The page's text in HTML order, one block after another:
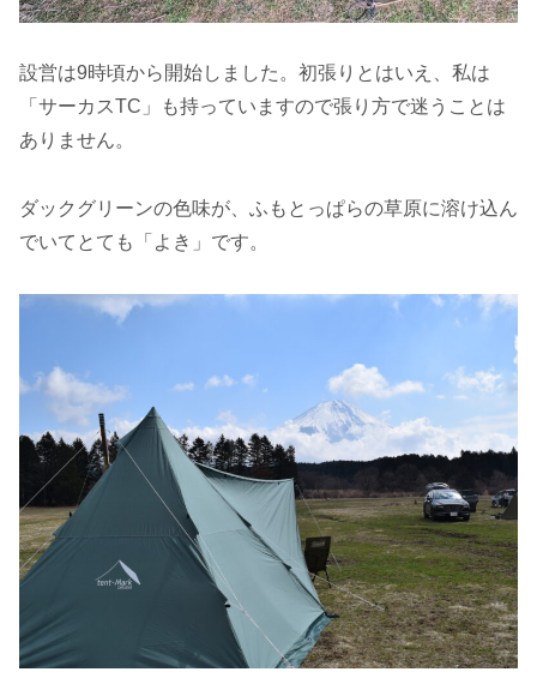
設営は9時頃から開始しました。初張りとはいえ、私は
「サーカスTC」も持っていますので張り方で迷うことは
ありません。
ダックグリーンの色味が、ふもとっぱらの草原に溶け込ん
でいてとても「よき」です。